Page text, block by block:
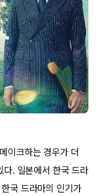
이크하는 경우가 더
다. 일본에서 한국 드라
국 드라마의 인기가